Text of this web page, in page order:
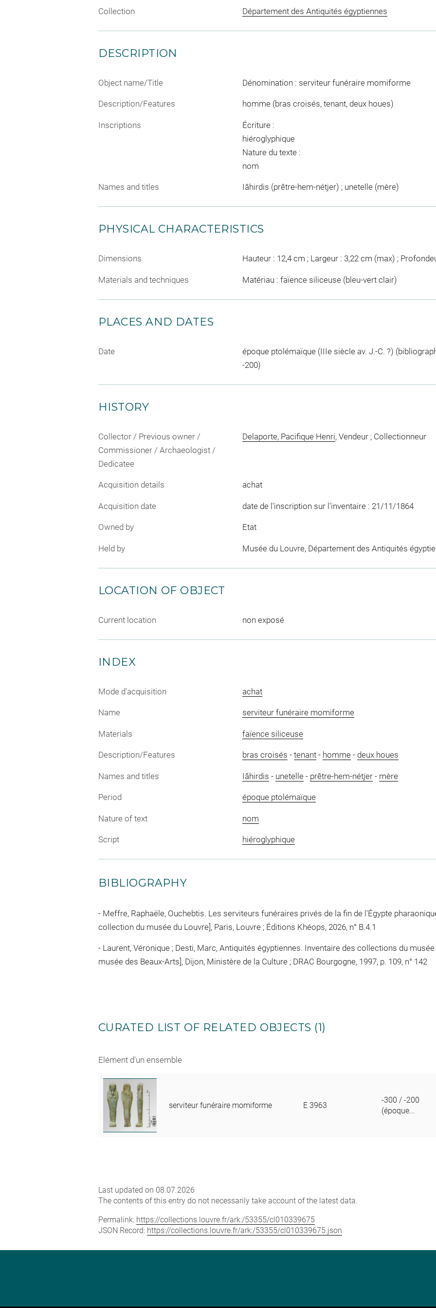
Collection Département des Antiquités égyptiennes
DESCRIPTION
Object name/Title Dénomination : serviteur funéraire momiforme
Description/Features homme (bras croisés, tenant, deux houes)
Inscriptions
Écriture :
hiéroglyphique
Nature du texte :
nom
Names and titles Iâhirdis (prêtre-hem-nétjer) ; unetelle (mère)
PHYSICAL CHARACTERISTICS
Dimensions Hauteur : 12,4 cm ; Largeur : 3,22 cm (max) ;
Materials and techniques Matériau : faïence siliceuse (bleu-vert clair)
PLACES AND DATES
Date
époque ptolémaïque (IIIe siècle av. J.-C. ?)
-200)
HISTORY
Collector / Previous owner /
Commissioner / Archaeologist /
Dedicatee
Delaporte, Pacifique Henri, Vendeur ; Collectionneur
Acquisition details achat
Acquisition date date de l'inscription sur l'inventaire : 21/11/1864
Owned by Etat
Held by Musée du Louvre, Département des Antiquités
LOCATION OF OBJECT
Current location non exposé
INDEX
Mode d'acquisition achat
Name serviteur funéraire momiforme
Materials faïence siliceuse
Description/Features bras croisés - tenant- homme- deux houes
Names and titles Iâhirdis - unetelle- prêtre-hem-nétjer- mère
Period époque ptolémaïque
Nature of text nom
Script hiéroglyphique
BIBLIOGRAPHY
Meffre, Raphaële, Ouchebtis. Les serviteurs funéraires privés de la fin de l'Égypte
collection du musée du Louvre], Paris, Louvre ; Éditions Khéops, 2026, n° B.4.1
Laurent, Véronique ; Desti, Marc, Antiquités égyptiennes. Inventaire des collections du
musée des Beaux-Arts], Dijon, Ministère de la Culture ; DRAC Bourgogne, 1997, p. 109, n° 142
CURATED LIST OF RELATED OBJECTS (1)
Elément d'un ensemble
serviteur funéraire momiforme E 3963
-300 / -200
(époque...
Last updated on 08.07.2026
The contents of this entry do not necessarily take account of the latest data.
Permalink: https://collections.louvre.fr/ark:/53355/cl010339675
JSON Record: https://collections.louvre.fr/ark:/53355/cl010339675.json